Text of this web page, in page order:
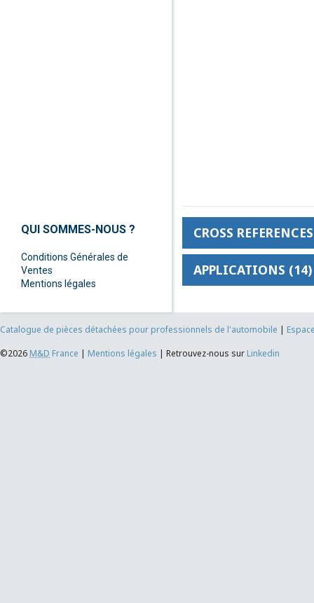
QUI SOMMES-NOUS ?
Conditions Générales de
Ventes
Mentions légales
CROSS
APPLICATIONS (14)
Catalogue de pièces détachées pour professionnels de l'automobile |
©2026 M&D France | Mentions légales | Retrouvez-nous sur Linkedin